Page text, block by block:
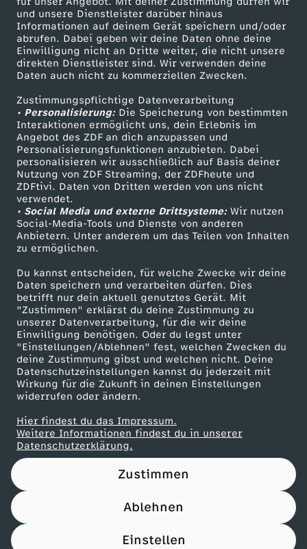
und unsere Dienstleister darüber hinaus
Informationen auf deinem Gerät speichern und/oder
abrufen. Dabei geben wir deine Daten ohne deine
Einwilligung nicht an Dritte weiter, die nicht unsere
direkten Dienstleister sind. Wir verwenden deine
Daten auch nicht zu kommerziellen Zwecken.
Zustimmungspflichtige Datenverarbeitung
• Personalisierung:Die Speicherung von bestimmten
Interaktionen ermöglicht uns, dein Erlebnis im
Angebot des ZDF an dich anzupassen und
Personalisierungsfunktionen anzubieten. Dabei
personalisieren wir ausschließlich auf Basis deiner
Nutzung von ZDF Streaming, der ZDFheute und
ZDFtivi. Daten von Dritten werden von uns nicht
verwendet.
• Social Media und externe Drittsysteme:Wir nutzen
Social-Media-Tools und Dienste von anderen
Anbietern. Unter anderem um das Teilen von Inhalten
zu ermöglichen.
Du kannst entscheiden, für welche Zwecke wir deine
Daten speichern und verarbeiten dürfen. Dies
betrifft nur dein aktuell genutztes Gerät. Mit
"Zustimmen" erklärst du deine Zustimmung zu
unserer Datenverarbeitung, für die wir deine
Einwilligung benötigen. Oder du legst unter
"Einstellungen/Ablehnen" fest, welchen Zwecken du
deine Zustimmung gibst und welchen nicht. Deine
Datenschutzeinstellungen kannst du jederzeit mit
Wirkung für die Zukunft in deinen Einstellungen
widerrufen oder ändern.
Hier findest du das Impressum.
Weitere Informationen findest du in unserer
Datenschutzerklärung.
Zustimmen
Ablehnen
Einstellen
-
B
e
n
i
:
I
c
h
b
i
n
,
w
Mehr ZDF
ZDF-Apps
Smart TV
ZDFtext
Livestreams
Sendungen A-Z
TV-Programm
Service
ZDFmitreden
Kontakt zum ZDF
Tickets
Zuschauerservice
Hilfe
ZDF Unternehmen
Karriere
ZDF goes Schule
Werbefernsehen
Mainzelmännchen
Partner
Nutzungsbedingungen
Impressum